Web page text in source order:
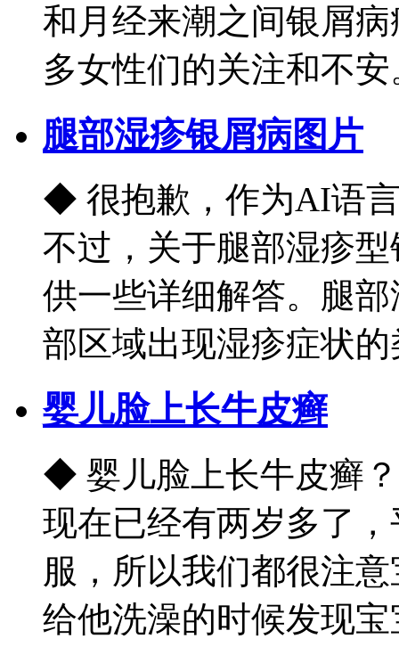
和月经来潮之间银屑
多女性们的关注和不安
腿部湿疹银屑病图片
◆ 很抱歉，作为AI语
不过，关于腿部湿疹
供一些详细解答。腿
部区域出现湿疹症状的
婴儿脸上长牛皮癣
◆ 婴儿脸上长牛皮癣
现在已经有两岁多了
服，所以我们都很注
给他洗澡的时候发现宝